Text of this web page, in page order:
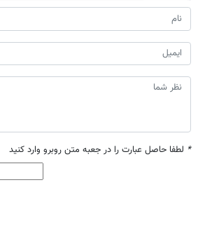
* لطفا حاصل عبارت را در جعبه متن روبرو وارد کنید